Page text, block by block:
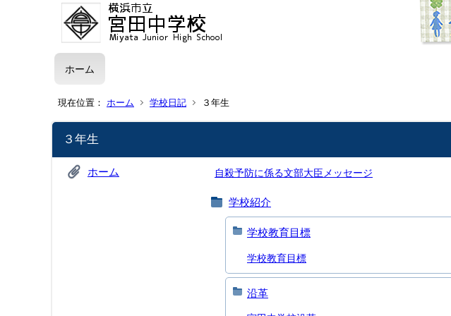
ホーム
現在位置： ホーム 学校日記 ３年生
３年生
ホーム 自殺予防に係る文部大臣メッセージ
学校紹介
学校教育目標
学校教育目標
沿革